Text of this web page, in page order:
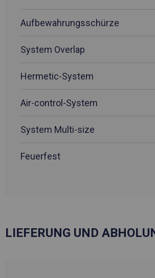
Aufbewahrungsschürze
System Overlap
Hermetic-System
Air-control-System
System Multi-size
Feuerfest
LIEFERUNG UND